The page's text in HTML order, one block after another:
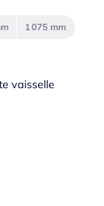
vaisselle
1 075 mm